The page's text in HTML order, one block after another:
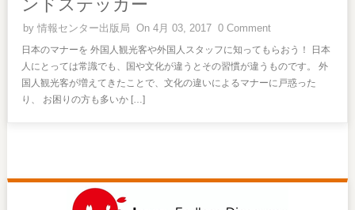
ンドステッカー
by情報センター出版局 On 4月 03, 2017 0 Comment
日本のマナーを 外国人観光客や外国人スタッフに知ってもらおう！ 日本
人にとっては常識でも、国や文化が違うとその習慣が違うものです。 外
国人観光客が増えてきたことで、文化の違いによるマナーに戸惑った
り、 お困りの方も多いか […]